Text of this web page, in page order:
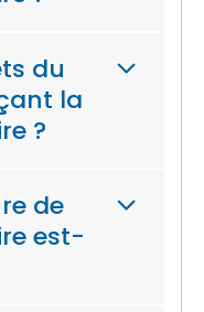
du
la
?
de
est-